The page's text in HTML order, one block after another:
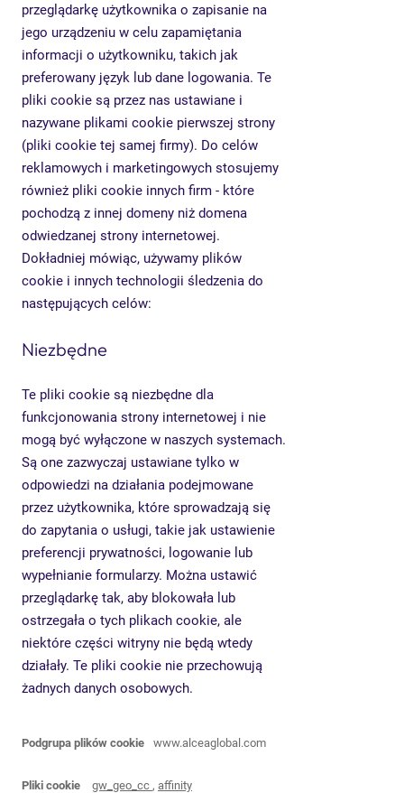
przeglądarkę użytkownika o zapisanie na
jego urządzeniu w celu zapamiętania
informacji o użytkowniku, takich jak
preferowany język lub dane logowania. Te
pliki cookie są przez nas ustawiane i
nazywane plikami cookie pierwszej strony
(pliki cookie tej samej firmy). Do celów
reklamowych i marketingowych stosujemy
również pliki cookie innych firm - które
pochodzą z innej domeny niż domena
odwiedzanej strony internetowej.
Dokładniej mówiąc, używamy plików
cookie i innych technologii śledzenia do
następujących celów:
Niezbędne
Te pliki cookie są niezbędne dla
funkcjonowania strony internetowej i nie
mogą być wyłączone w naszych systemach.
Są one zazwyczaj ustawiane tylko w
odpowiedzi na działania podejmowane
przez użytkownika, które sprowadzają się
do zapytania o usługi, takie jak ustawienie
preferencji prywatności, logowanie lub
wypełnianie formularzy. Można ustawić
przeglądarkę tak, aby blokowała lub
ostrzegała o tych plikach cookie, ale
niektóre części witryny nie będą wtedy
działały. Te pliki cookie nie przechowują
żadnych danych osobowych.
www.alceaglobal.com
gw_geo_cc , affinity